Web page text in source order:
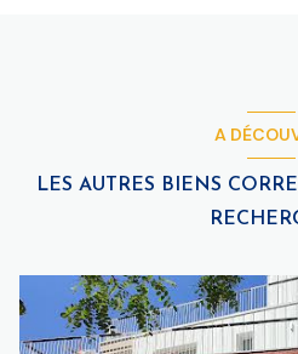
A
LES AUTRES BIENS